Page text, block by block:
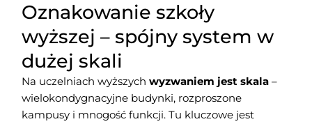
Oznakowanie szkoły
wyższej – spójny system w
dużej skali
Na uczelniach wyższych wyzwaniem jest skala–
wielokondygnacyjne budynki, rozproszone
kampusy i mnogość funkcji. Tu kluczowe jest